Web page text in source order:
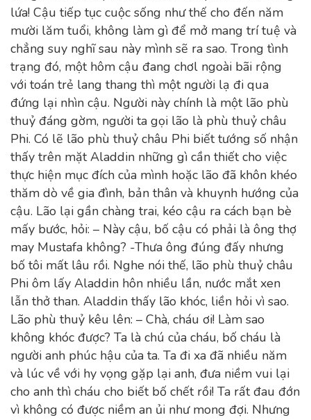
lứa! Cậu tiếp tục cuộc sống như thế cho đến năm
mười lăm tuổi, không làm gì để mở mang trí tuệ và
chẳng suy nghĩ sau này mình sẽ ra sao. Trong tình
trạng đó, một hôm cậu đang chơl ngoài bãi rộng
với toán trẻ lang thang thì một người lạ đi qua
đứng lại nhìn cậu. Người này chính là một lão phù
thuỷ đáng gờm, người ta gọi lão là phù thuỷ châu
Phi. Có lẽ lão phù thuỷ châu Phi biết tướng số nhận
thấy trên mặt Aladdin những gì cần thiết cho việc
thực hiện mục đích của mình hoặc lão đã khôn khéo
thăm dò về gia đình, bản thân và khuynh hướng của
cậu. Lão lại gần chàng trai, kéo cậu ra cách bạn bè
mấy bước, hỏi: – Này cậu, bố cậu có phải là ông thợ
may Mustafa không? -Thưa ông đúng đấy nhưng
bố tôi mất lâu rồi. Nghe nói thế, lão phù thuỷ châu
Phi ôm lấy Aladdin hôn nhiều lần, nước mắt xen
lẫn thở than. Aladdin thấy lão khóc, liền hỏi vì sao.
Lão phù thuỷ kêu lên: – Chà, cháu ơi! Làm sao
không khóc được? Ta là chú của cháu, bố cháu là
người anh phúc hậu của ta. Ta đi xa đã nhiều năm
và lúc về với hy vọng gặp lại anh, đưa niềm vui lại
cho anh thì cháu cho biết bố chết rồi! Ta rất đau đớn
vì không có được niềm an ủi như mong đợi. Nhưng